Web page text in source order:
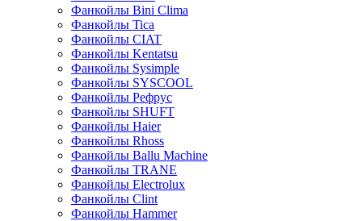
Фанкойлы Bini Clima
Фанкойлы Tica
Фанкойлы CIAT
Фанкойлы Kentatsu
Фанкойлы Sysimple
Фанкойлы SYSCOOL
Фанкойлы Рефрус
Фанкойлы SHUFT
Фанкойлы Haier
Фанкойлы Rhoss
Фанкойлы Ballu Machine
Фанкойлы TRANE
Фанкойлы Electrolux
Фанкойлы Clint
Фанкойлы Hammer